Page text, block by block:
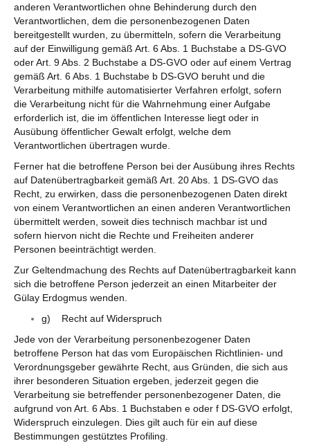
anderen Verantwortlichen ohne Behinderung durch den
Verantwortlichen, dem die personenbezogenen Daten
bereitgestellt wurden, zu übermitteln, sofern die Verarbeitung
auf der Einwilligung gemäß Art. 6 Abs. 1 Buchstabe a DS-GVO
oder Art. 9 Abs. 2 Buchstabe a DS-GVO oder auf einem Vertrag
gemäß Art. 6 Abs. 1 Buchstabe b DS-GVO beruht und die
Verarbeitung mithilfe automatisierter Verfahren erfolgt, sofern
die Verarbeitung nicht für die Wahrnehmung einer Aufgabe
erforderlich ist, die im öffentlichen Interesse liegt oder in
Ausübung öffentlicher Gewalt erfolgt, welche dem
Verantwortlichen übertragen wurde.
Ferner hat die betroffene Person bei der Ausübung ihres Rechts
auf Datenübertragbarkeit gemäß Art. 20 Abs. 1 DS-GVO das
Recht, zu erwirken, dass die personenbezogenen Daten direkt
von einem Verantwortlichen an einen anderen Verantwortlichen
übermittelt werden, soweit dies technisch machbar ist und
sofern hiervon nicht die Rechte und Freiheiten anderer
Personen beeinträchtigt werden.
Zur Geltendmachung des Rechts auf Datenübertragbarkeit kann
sich die betroffene Person jederzeit an einen Mitarbeiter der
Gülay Erdogmus wenden.
g) Recht auf Widerspruch
Jede von der Verarbeitung personenbezogener Daten
betroffene Person hat das vom Europäischen Richtlinien- und
Verordnungsgeber gewährte Recht, aus Gründen, die sich aus
ihrer besonderen Situation ergeben, jederzeit gegen die
Verarbeitung sie betreffender personenbezogener Daten, die
aufgrund von Art. 6 Abs. 1 Buchstaben e oder f DS-GVO erfolgt,
Widerspruch einzulegen. Dies gilt auch für ein auf diese
Bestimmungen gestütztes Profiling.